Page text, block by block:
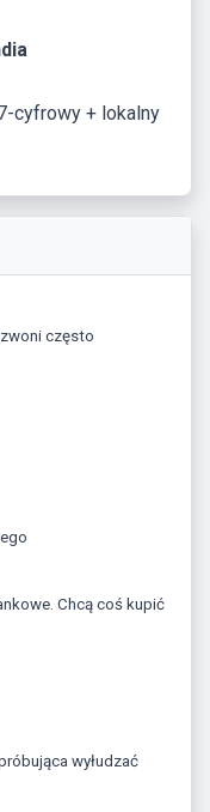
cyfrowy + lokalny
często